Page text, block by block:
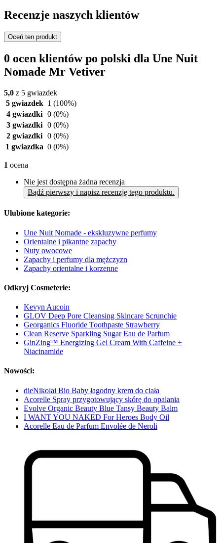
Recenzje naszych klientów
Oceń ten produkt
0 ocen klientów po polski dla Une Nuit
Nomade Mr Vetiver
5,0 z 5 gwiazdek
5 gwiazdek 1 (100%)
4 gwiazdki 0 (0%)
3 gwiazdki 0 (0%)
2 gwiazdki 0 (0%)
1 gwiazdka 0 (0%)
1 ocena
Nie jest dostępna żadna recenzja
Bądź pierwszy i napisz recenzję tego produktu.
Ulubione kategorie:
Une Nuit Nomade - ekskluzywne perfumy
Orientalne i pikantne zapachy
Nuty owocowe
Zapachy i perfumy dla mężczyzn
Zapachy orientalne i korzenne
Odkryj Cosmeterie:
Kevyn Aucoin
GLOV Deep Pore Cleansing Skincare Scrunchie
Georganics Fluoride Toothpaste Strawberry
Clean Reserve Sparkling Sugar Eau de Parfum
GinZing™ Energizing Gel Cream With Caffeine +
Niacinamide
Nowości:
dieNikolai Bio Baby łagodny krem do ciała
Acorelle Spray przygotowujący skórę do opalania
Evolve Organic Beauty Blue Tansy Beauty Balm
I WANT YOU NAKED For Heroes Body Oil
Acorelle Eau de Parfum Envolée de Neroli